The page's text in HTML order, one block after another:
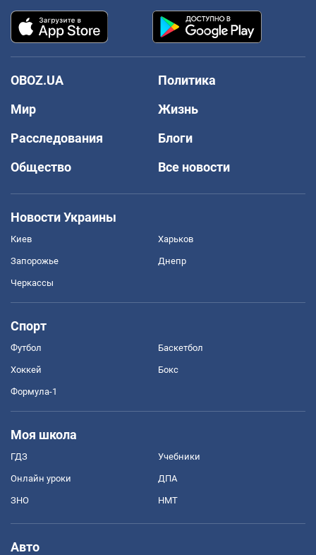
OBOZ.UA
Политика
Мир
Жизнь
Расследования
Блоги
Общество
Все новости
Новости Украины
Киев Харьков
Запорожье Днепр
Черкассы
Спорт
Футбол Баскетбол
Хоккей Бокс
Формула-1
Моя школа
ГДЗ Учебники
Онлайн уроки ДПА
ЗНО НМТ
Авто